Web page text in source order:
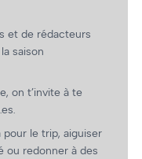
et de rédacteurs
saison
on t’invite à te
pour le trip, aiguiser
ou redonner à des